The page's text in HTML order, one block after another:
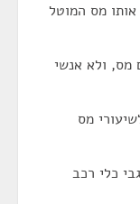
מס המוטל
מס, ולא אנשי
מס
כלי רכב